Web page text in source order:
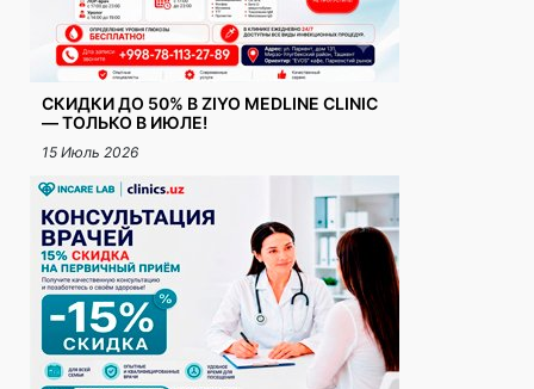
СКИДКИ ДО 50% В ZIYO MEDLINE CLINIC
— ТОЛЬКО В ИЮЛЕ!
15 Июль 2026